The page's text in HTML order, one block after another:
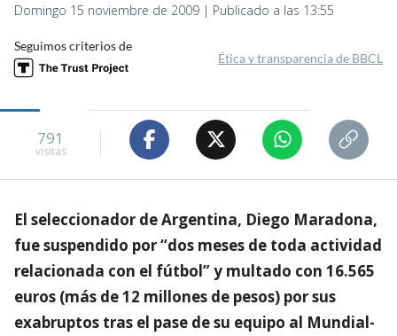
Domingo 15 noviembre de 2009 | Publicado a las 13:55
Seguimos criterios de
Ética y transparencia de BBCL
791
visitas
El seleccionador de Argentina, Diego Maradona,
fue suspendido por “dos meses de toda actividad
relacionada con el fútbol” y multado con 16.565
euros (más de 12 millones de pesos) por sus
exabruptos tras el pase de su equipo al Mundial-